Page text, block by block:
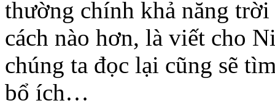
thường chính khả năng
cách nào hơn, là viết cho
chúng ta đọc lại cũng sẽ
bổ ích…